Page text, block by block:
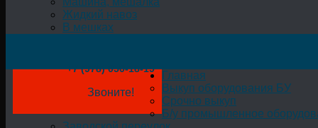
Жидкий навоз
В мешках
+7 (978) 050-18-19
Звоните!
Главная
Выкуп оборудования БУ
Срочно выкуп
Б/у промышленное